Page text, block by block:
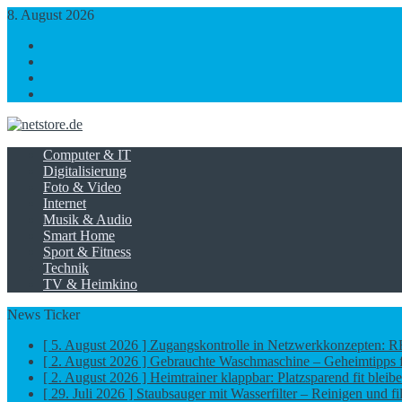
8. August 2026
Computer & IT
Digitalisierung
Foto & Video
Internet
Musik & Audio
Smart Home
Sport & Fitness
Technik
TV & Heimkino
News Ticker
[ 5. August 2026 ] Zugangskontrolle in Netzwerkkonzepten:
[ 2. August 2026 ] Gebrauchte Waschmaschine – Geheimtipps
[ 2. August 2026 ] Heimtrainer klappbar: Platzsparend fit
[ 29. Juli 2026 ] Staubsauger mit Wasserfilter – Reinigen und